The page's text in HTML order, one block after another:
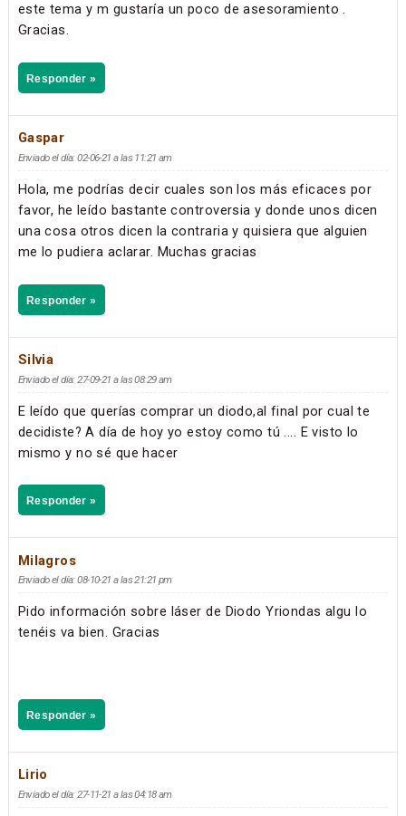
este tema y m gustaría un poco de asesoramiento .
Gracias.
Responder »
Gaspar
Enviado el día: 02-06-21 a las 11:21 am
Hola, me podrías decir cuales son los más eficaces por
favor, he leído bastante controversia y donde unos dicen
una cosa otros dicen la contraria y quisiera que alguien
me lo pudiera aclarar. Muchas gracias
Responder »
Silvia
Enviado el día: 27-09-21 a las 08:29 am
E leído que querías comprar un diodo,al final por cual te
decidiste? A día de hoy yo estoy como tú .... E visto lo
mismo y no sé que hacer
Responder »
Milagros
Enviado el día: 08-10-21 a las 21:21 pm
Pido información sobre láser de Diodo Yriondas algu lo
tenéis va bien. Gracias
Responder »
Lirio
Enviado el día: 27-11-21 a las 04:18 am